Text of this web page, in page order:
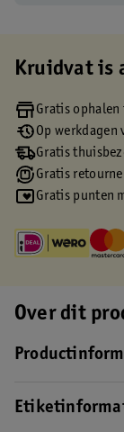
Kruidvat is
Gratis
Op
Gratis
Gratis
Gratis punten
Over dit